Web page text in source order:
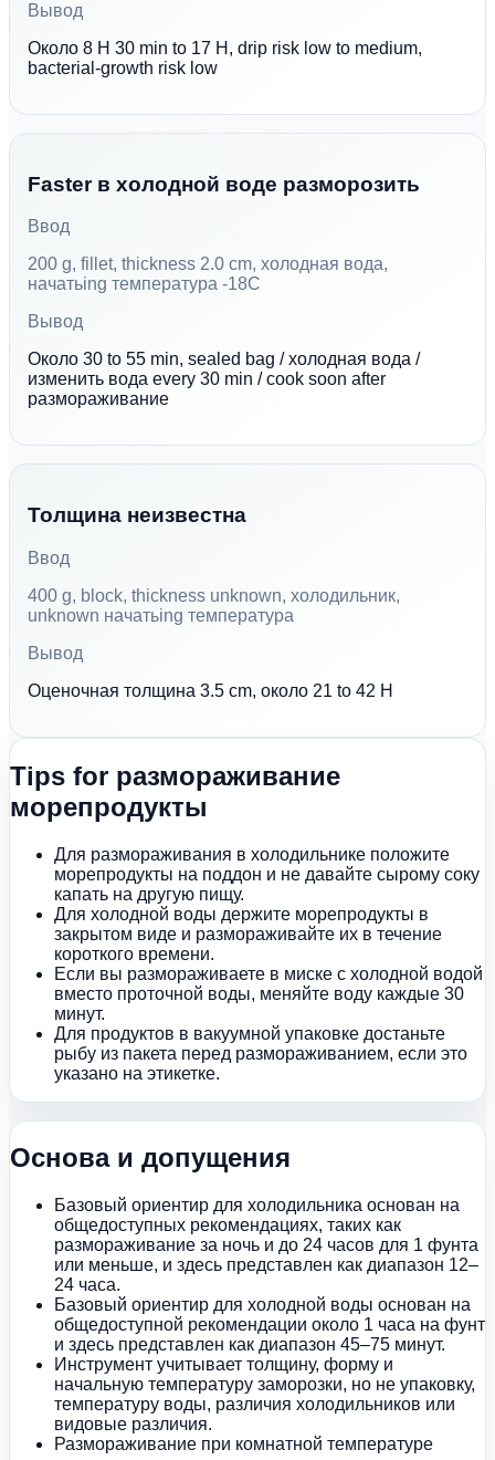
Вывод
Около 8 H 30 min to 17 H, drip risk low to medium,
bacterial-growth risk low
Faster в холодной воде разморозить
Ввод
200 g, fillet, thickness 2.0 cm, холодная вода,
начатьing температура -18C
Вывод
Около 30 to 55 min, sealed bag / холодная вода /
изменить вода every 30 min / cook soon after
размораживание
Толщина неизвестна
Ввод
400 g, block, thickness unknown, холодильник,
unknown начатьing температура
Вывод
Оценочная толщина 3.5 cm, около 21 to 42 H
Tips for размораживание
морепродукты
Для размораживания в холодильнике положите
морепродукты на поддон и не давайте сырому соку
капать на другую пищу.
Для холодной воды держите морепродукты в
закрытом виде и размораживайте их в течение
короткого времени.
Если вы размораживаете в миске с холодной водой
вместо проточной воды, меняйте воду каждые 30
минут.
Для продуктов в вакуумной упаковке достаньте
рыбу из пакета перед размораживанием, если это
указано на этикетке.
Основа и допущения
Базовый ориентир для холодильника основан на
общедоступных рекомендациях, таких как
размораживание за ночь и до 24 часов для 1 фунта
или меньше, и здесь представлен как диапазон 12–
24 часа.
Базовый ориентир для холодной воды основан на
общедоступной рекомендации около 1 часа на фунт
и здесь представлен как диапазон 45–75 минут.
Инструмент учитывает толщину, форму и
начальную температуру заморозки, но не упаковку,
температуру воды, различия холодильников или
видовые различия.
Размораживание при комнатной температуре